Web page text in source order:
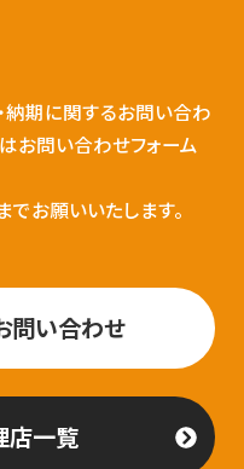
納期に関するお問い合わ
お問い合わせフォーム
お願いいたします。
問い合わせ
店一覧